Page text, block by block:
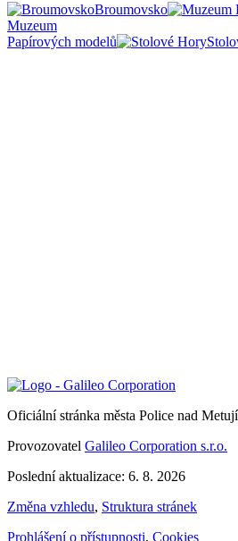
Broumovsko
Muzeum
Papírových modelů
Oficiální stránka města Police nad
Provozovatel Galileo Corporation s.r.o.
Poslední aktualizace: 6. 8. 2026
Změna vzhledu, Struktura stránek
Prohlášení o přístupnosti, Cookies